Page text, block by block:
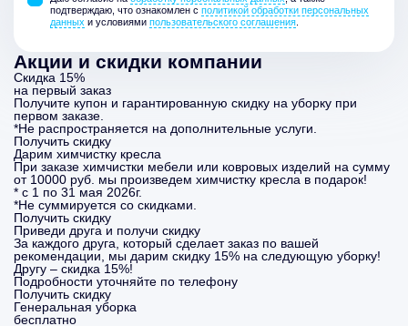
подтверждаю, что ознакомлен с политикой обработки персональных
данных и условиями пользовательского соглашения
Акции и скидки компании
Скидка 15%
на первый заказ
Получите купон и гарантированную скидку на уборку при
первом заказе.
*Не распространяется на дополнительные услуги.
Получить скидку
Дарим химчистку кресла
При заказе химчистки мебели или ковровых изделий на сумму
от 10000 руб. мы произведем химчистку кресла в подарок!
* с 1 по 31 мая 2026г.
*Не суммируется со скидками.
Получить скидку
Приведи друга и получи скидку
За каждого друга, который сделает заказ по вашей
рекомендации, мы дарим скидку 15% на следующую уборку!
Другу – скидка 15%!
Подробности уточняйте по телефону
Получить скидку
Генеральная уборка
бесплатно